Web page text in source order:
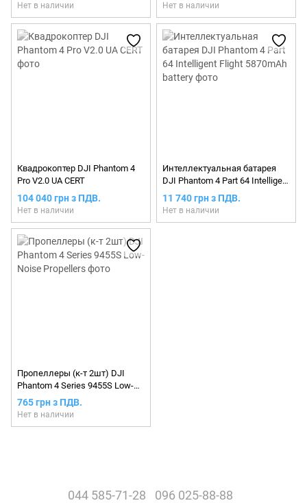
Нет в наличии Нет в наличии
Квадрокоптер DJI Phantom 4
Pro V2.0 UA CERT
104 040 грн з ПДВ.
Нет в наличии
Интеллектуальная батарея
DJI Phantom 4 Part 64 Intelligent
Flight 5870mAh battery
11 740 грн з ПДВ.
Нет в наличии
Пропеллеры (к-т 2шт) DJI
Phantom 4 Series 9455S Low-
Noise Propellers
765 грн з ПДВ.
Нет в наличии
044 585-71-28 096 025-88-88